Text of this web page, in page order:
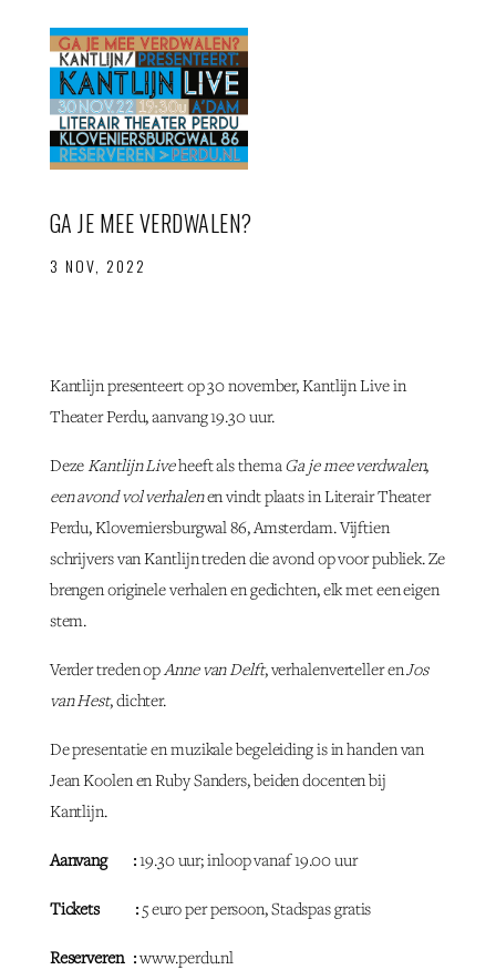
GA JE MEE VERDWALEN?
3 NOV, 2022
Kantlijn presenteert op 30 november, Kantlijn Live in
Theater Perdu, aanvang 19.30 uur.
DezeKantlijn Liveheeft als thema Ga je mee verdwalen,
een avond vol verhalenen vindt plaats in Literair Theater
Perdu, Kloverniersburgwal 86, Amsterdam. Vijftien
schrijvers van Kantlijn treden die avond op voor publiek. Ze
brengen originele verhalen en gedichten, elk met een eigen
stem.
Verder treden opAnne van Delft, verhalenverteller enJos
van Hest, dichter.
De presentatie en muzikale begeleiding is in handen van
Jean Koolen en Ruby Sanders, beiden docenten bij
Kantlijn.
Aanvang : 19.30 uur; inloop vanaf 19.00 uur
Tickets :5 euro per persoon, Stadspas gratis
Reserveren : www.perdu.nl